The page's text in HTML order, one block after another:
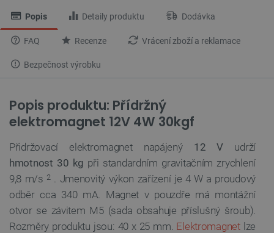
Popis Detaily produktu Dodávka
FAQ Recenze Vrácení zboží a reklamace
Bezpečnost výrobku
Popis produktu: Přídržný
elektromagnet 12V 4W 30kgf
Přidržovací elektromagnet napájený 12 V udrží
hmotnost 30 kg při standardním gravitačním zrychlení
9,8 m/s 2. Jmenovitý výkon zařízení je 4 W a proudový
odběr cca 340 mA. Magnet v pouzdře má montážní
otvor se závitem M5 (sada obsahuje příslušný šroub).
Rozměry produktu jsou: 40 x 25 mm. Elektromagnetlze